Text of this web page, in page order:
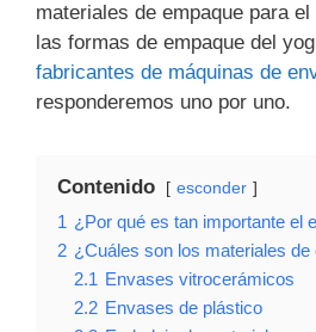
materiales de empaque para
las formas de empaque del
fabricantes de máquinas de
responderemos uno por uno.
Contenido esconder
1 ¿Por qué es tan importante el
2 ¿Cuáles son los materiales de
2.1 Envases vitrocerámicos
2.2 Envases de plástico